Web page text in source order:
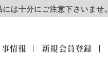
は十分にご注意下さいませ。
事情報 新規会員登録